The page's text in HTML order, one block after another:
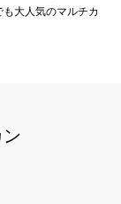
大人気のマルチカ